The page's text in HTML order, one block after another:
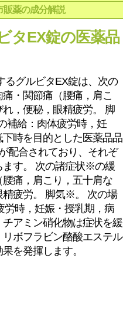
販薬の成分解説
タEX錠の医薬品
るグルビタEX錠は、次の
・関節痛（腰痛，肩こ
，便秘，眼精疲労。 脚
補給：肉体疲労時，妊
時を目的とした医薬品品
配合されており、それぞ
ます。 次の諸症状※の緩
痛，肩こり，五十肩な
精疲労。 脚気※。 次の場
労時，妊娠・授乳期，病
アミン硝化物は症状を緩
ボフラビン酪酸エステル
を発揮します。